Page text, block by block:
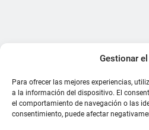
Gestionar
Para ofrecer las mejores experiencias,
a la información del dispositivo. El
el comportamiento de navegación o las
consentimiento, puede afectar